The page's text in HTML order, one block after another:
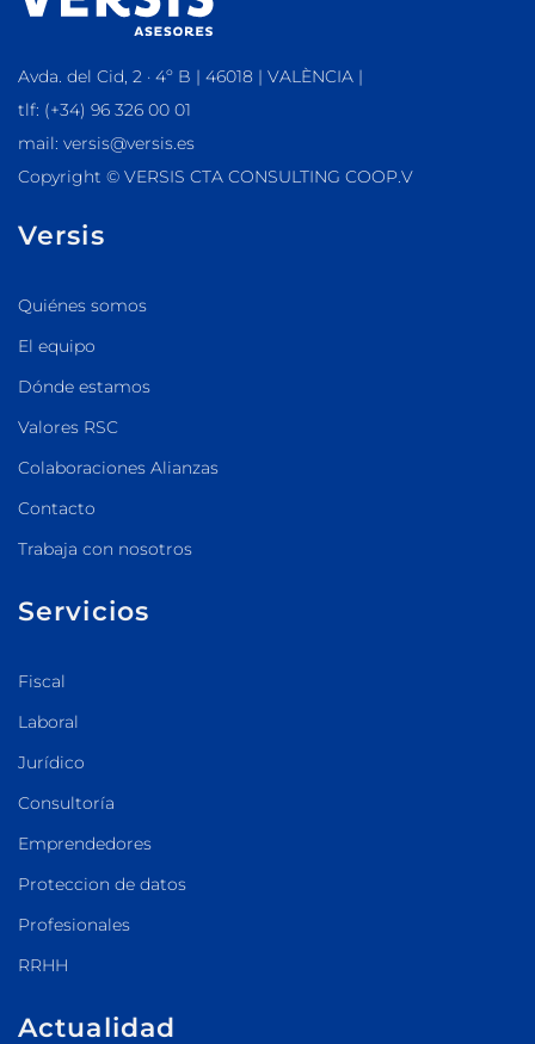
Avda. del Cid, 2 · 4º B | 46018 | VALÈNCIA |
tlf: (+34) 96 326 00 01
mail: versis@versis.es
Copyright © VERSIS CTA CONSULTING COOP.V
Versis
Quiénes somos
El equipo
Dónde estamos
Valores RSC
Colaboraciones Alianzas
Contacto
Trabaja con nosotros
Servicios
Fiscal
Laboral
Jurídico
Consultoría
Emprendedores
Proteccion de datos
Profesionales
RRHH
Actualidad